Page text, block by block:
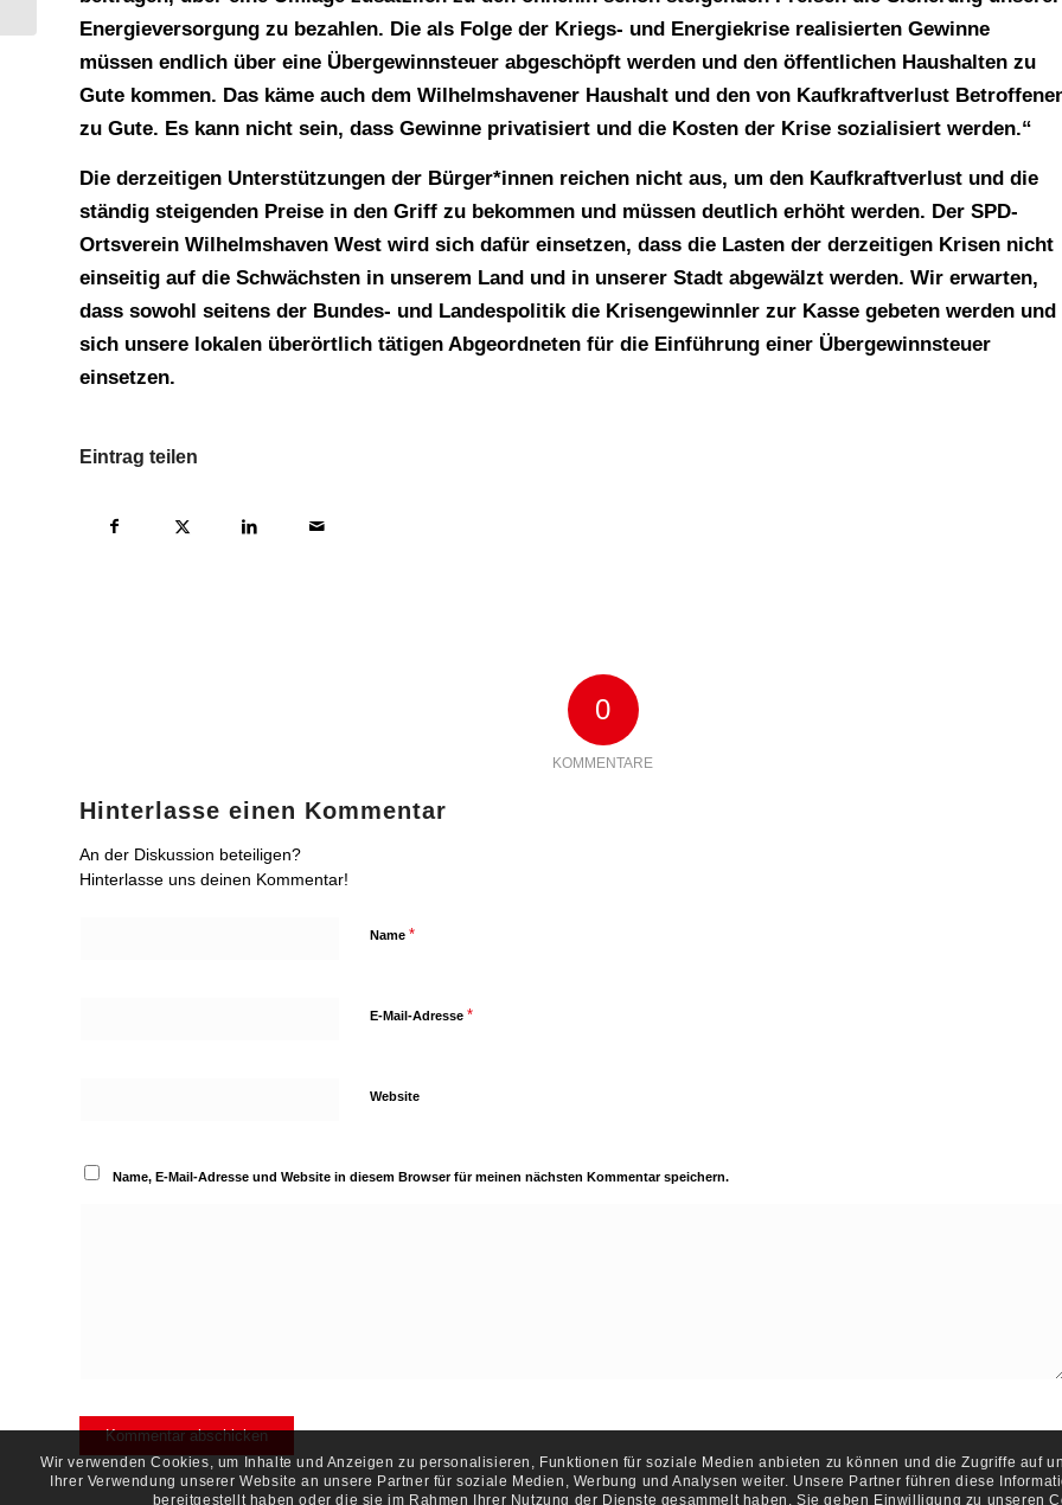
Energieversorgung zu bezahlen. Die als Folge der Kriegs- und Energiekrise realisierten Gewinne
müssen endlich über eine Übergewinnsteuer abgeschöpft werden und den öffentlichen Haushalten zu
Gute kommen. Das käme auch dem Wilhelmshavener Haushalt und den von Kaufkraftverlust
zu Gute. Es kann nicht sein, dass Gewinne privatisiert und die Kosten der Krise sozialisiert werden.“
Die derzeitigen Unterstützungen der Bürger*innen reichen nicht aus, um den Kaufkraftverlust und die
ständig steigenden Preise in den Griff zu bekommen und müssen deutlich erhöht werden. Der SPD-
Ortsverein Wilhelmshaven West wird sich dafür einsetzen, dass die Lasten der derzeitigen Krisen nicht
einseitig auf die Schwächsten in unserem Land und in unserer Stadt abgewälzt werden. Wir erwarten,
dass sowohl seitens der Bundes- und Landespolitik die Krisengewinnler zur Kasse gebeten werden und
sich unsere lokalen überörtlich tätigen Abgeordneten für die Einführung einer Übergewinnsteuer
einsetzen.
Eintrag teilen
0
KOMMENTARE
Hinterlasse einen Kommentar
An der Diskussion beteiligen?
Hinterlasse uns deinen Kommentar!
Name *
E-Mail-Adresse *
Website
Name, E-Mail-Adresse und Website in diesem Browser für meinen nächsten Kommentar speichern.
Wir verwenden Cookies, um Inhalte und Anzeigen zu personalisieren, Funktionen für soziale Medien anbieten zu können und die Zugriffe auf
Ihrer Verwendung unserer Website an unsere Partner für soziale Medien, Werbung und Analysen weiter. Unsere Partner führen diese
bereitgestellt haben oder die sie im Rahmen Ihrer Nutzung der Dienste gesammelt haben. Sie geben Einwilligung zu unseren